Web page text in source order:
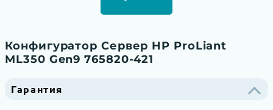
Конфигуратор Сервер HP ProLiant
ML350 Gen9 765820-421
Гарантия